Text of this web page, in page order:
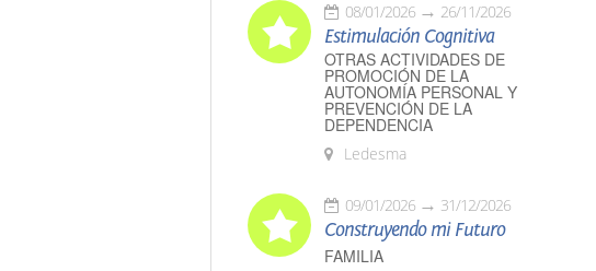
08/01/2026 26/11/2026
Estimulación Cognitiva
OTRAS ACTIVIDADES DE
PROMOCIÓN DE LA
AUTONOMÍA PERSONAL Y
PREVENCIÓN DE LA
DEPENDENCIA
Ledesma
09/01/2026 31/12/2026
Construyendo mi Futuro
FAMILIA